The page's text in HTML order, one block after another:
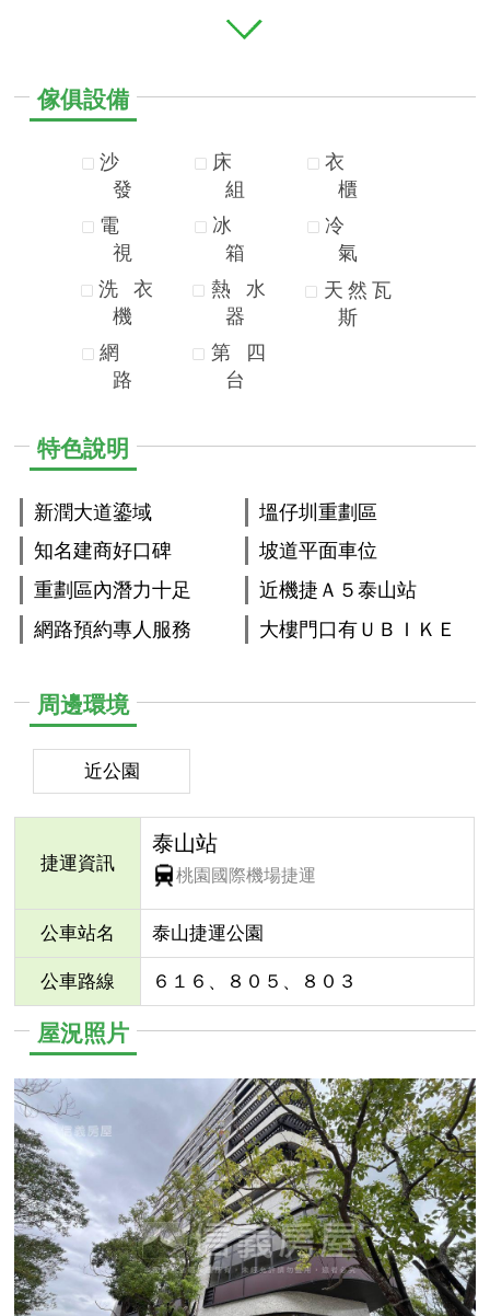
傢俱設備
沙
發
電
視
洗
衣
機
網
路
床
組
冰
箱
熱
水
器
第
四
台
衣
櫃
冷
氣
天 然 瓦
斯
特色說明
新潤大道鎏域
知名建商好口碑
重劃區內潛力十足
網路預約專人服務
塭仔圳重劃區
坡道平面車位
近機捷Ａ５泰山站
大樓門口有ＵＢＩＫＥ
周邊環境
近公園
捷運資訊
泰山站
桃園國際機場捷運
公車站名 泰山捷運公園
公車路線 ６１６、８０５、８０３
屋況照片